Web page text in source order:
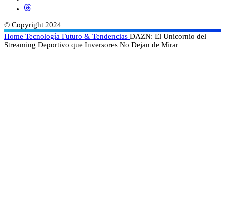
© Copyright 2024
Home Tecnología Futuro & Tendencias DAZN: El Unicornio del
Streaming Deportivo que Inversores No Dejan de Mirar